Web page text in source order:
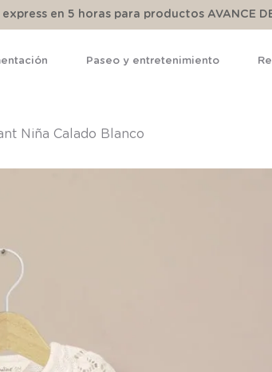
express en 5 horas para productos AVANCE
Paseo y entretenimiento
Niña Calado Blanco
1
pijama
9